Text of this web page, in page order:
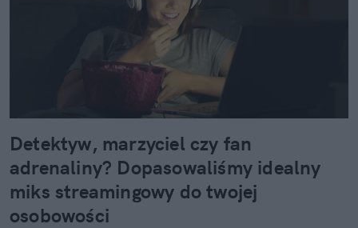
Detektyw, marzyciel czy fan
adrenaliny? Dopasowaliśmy idealny
miks streamingowy do twojej
osobowości